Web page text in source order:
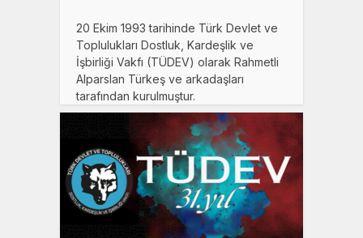
20 Ekim 1993 tarihinde Türk Devlet ve
Toplulukları Dostluk, Kardeşlik ve
İşbirliği Vakfı (TÜDEV) olarak Rahmetli
Alparslan Türkeş ve arkadaşları
tarafından kurulmuştur.